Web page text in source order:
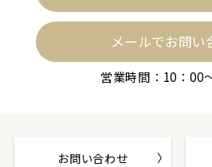
メールでお問い
営業時間：10：00
お問い合わせ